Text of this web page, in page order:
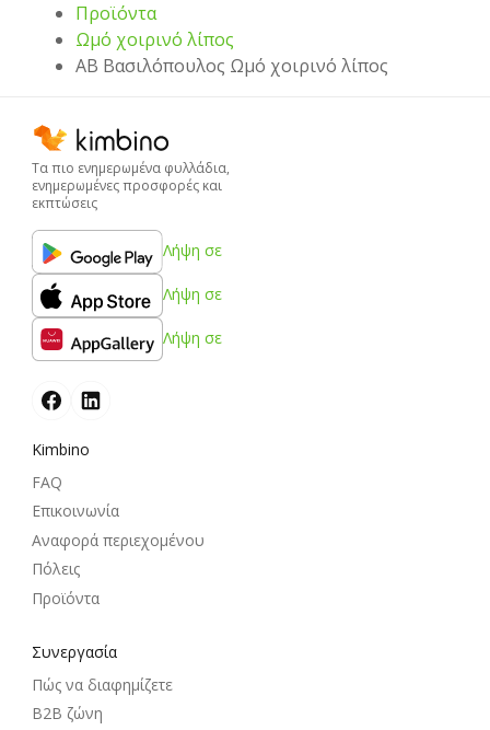
Προϊόντα
Ωμό χοιρινό λίπος
ΑΒ Βασιλόπουλος Ωμό χοιρινό λίπος
Τα πιο ενημερωμένα φυλλάδια,
ενημερωμένες προσφορές και
εκπτώσεις
Λήψη σε
Λήψη σε
Λήψη σε
Kimbino
FAQ
Επικοινωνία
Αναφορά περιεχομένου
Πόλεις
Προϊόντα
Συνεργασία
Πώς να διαφημίζετε
B2B ζώνη